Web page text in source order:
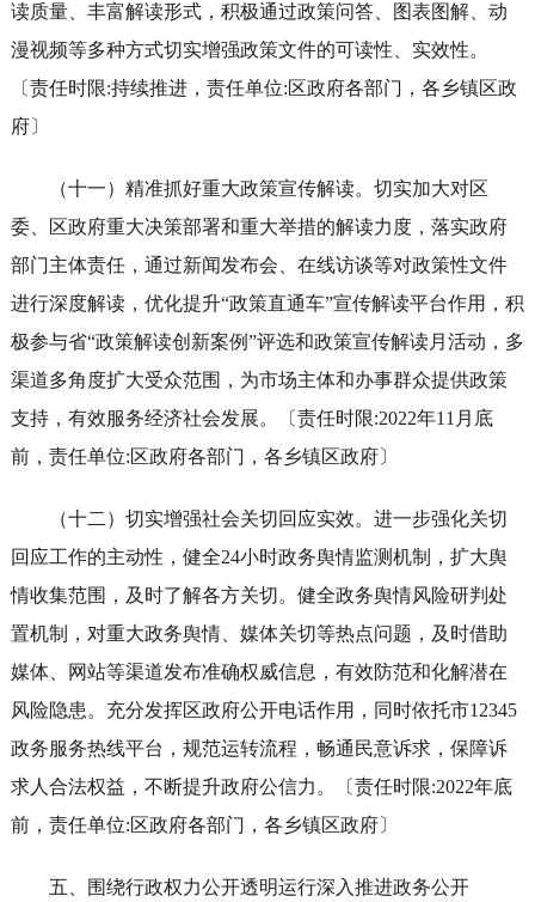
读质量、丰富解读形式，积极通过政策问答、图表图解、动
漫视频等多种方式切实增强政策文件的可读性、实效性。
〔责任时限:持续推进，责任单位:区政府各部门，各乡镇区政
府〕
（十一）精准抓好重大政策宣传解读。切实加大对区
委、区政府重大决策部署和重大举措的解读力度，落实政府
部门主体责任，通过新闻发布会、在线访谈等对政策性文件
进行深度解读，优化提升“政策直通车”宣传解读平台作用，积
极参与省“政策解读创新案例”评选和政策宣传解读月活动，多
渠道多角度扩大受众范围，为市场主体和办事群众提供政策
支持，有效服务经济社会发展。〔责任时限:2022年11月底
前，责任单位:区政府各部门，各乡镇区政府〕
（十二）切实增强社会关切回应实效。进一步强化关切
回应工作的主动性，健全24小时政务舆情监测机制，扩大舆
情收集范围，及时了解各方关切。健全政务舆情风险研判处
置机制，对重大政务舆情、媒体关切等热点问题，及时借助
媒体、网站等渠道发布准确权威信息，有效防范和化解潜在
风险隐患。充分发挥区政府公开电话作用，同时依托市12345
政务服务热线平台，规范运转流程，畅通民意诉求，保障诉
求人合法权益，不断提升政府公信力。〔责任时限:2022年底
前，责任单位:区政府各部门，各乡镇区政府〕
五、围绕行政权力公开透明运行深入推进政务公开